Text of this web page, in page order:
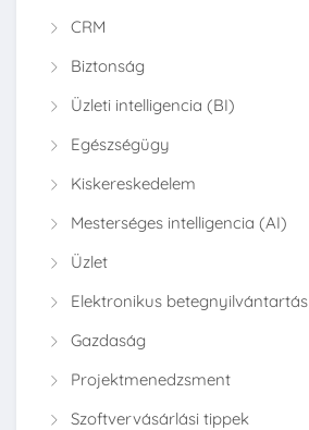
CRM
Biztonság
Üzleti intelligencia (BI)
Egészségügy
Kiskereskedelem
Mesterséges intelligencia (AI)
Üzlet
Elektronikus betegnyilvántartás
Gazdaság
Projektmenedzsment
Szoftvervásárlási tippek